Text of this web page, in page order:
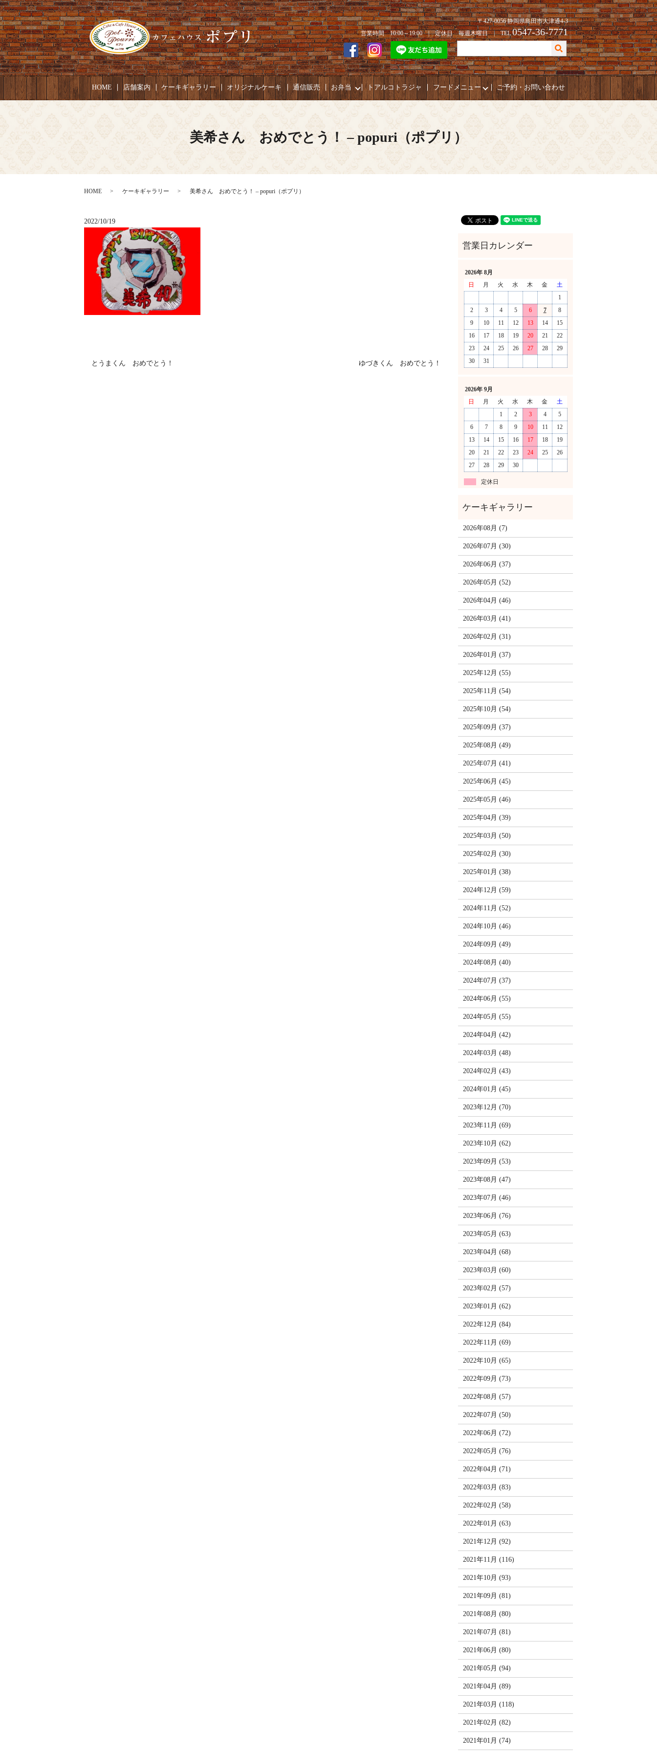
〒427-0056 静岡県島田市大津通4-3
営業時間 10:00～19:00 | 定休日 毎週木曜日 | TEL0547-36-7771
HOME 店舗案内 ケーキギャラリー オリジナルケーキ 通信販売 お弁当 トアルコトラジャ フードメニュー ご予約・お問い合わせ
美希さん おめでとう！ – popuri（ポプリ）
HOME ケーキギャラリー 美希さん おめでとう！ – popuri（ポプリ）
2022/10/19
とうまくん おめでとう！ ゆづきくん おめでとう！
2026年 8月
日
月 火 水 木 金
土
1
2
3 4 5 6 7
8
9
10 11 12 13 14
15
16
17 18 19 20 21
22
23
24 25 26 27 28
29
30
31
2026年 9月
日
月 火 水 木 金
土
1
2 3 4
5
6
7 8 9 10 11
12
13
14 15 16 17 18
19
20
21 22 23 24 25
26
27
28 29 30
定休日
2026年08月 (7)
2026年07月 (30)
2026年06月 (37)
2026年05月 (52)
2026年04月 (46)
2026年03月 (41)
2026年02月 (31)
2026年01月 (37)
2025年12月 (55)
2025年11月 (54)
2025年10月 (54)
2025年09月 (37)
2025年08月 (49)
2025年07月 (41)
2025年06月 (45)
2025年05月 (46)
2025年04月 (39)
2025年03月 (50)
2025年02月 (30)
2025年01月 (38)
2024年12月 (59)
2024年11月 (52)
2024年10月 (46)
2024年09月 (49)
2024年08月 (40)
2024年07月 (37)
2024年06月 (55)
2024年05月 (55)
2024年04月 (42)
2024年03月 (48)
2024年02月 (43)
2024年01月 (45)
2023年12月 (70)
2023年11月 (69)
2023年10月 (62)
2023年09月 (53)
2023年08月 (47)
2023年07月 (46)
2023年06月 (76)
2023年05月 (63)
2023年04月 (68)
2023年03月 (60)
2023年02月 (57)
2023年01月 (62)
2022年12月 (84)
2022年11月 (69)
2022年10月 (65)
2022年09月 (73)
2022年08月 (57)
2022年07月 (50)
2022年06月 (72)
2022年05月 (76)
2022年04月 (71)
2022年03月 (83)
2022年02月 (58)
2022年01月 (63)
2021年12月 (92)
2021年11月 (116)
2021年10月 (93)
2021年09月 (81)
2021年08月 (80)
2021年07月 (81)
2021年06月 (80)
2021年05月 (94)
2021年04月 (89)
2021年03月 (118)
2021年02月 (82)
2021年01月 (74)